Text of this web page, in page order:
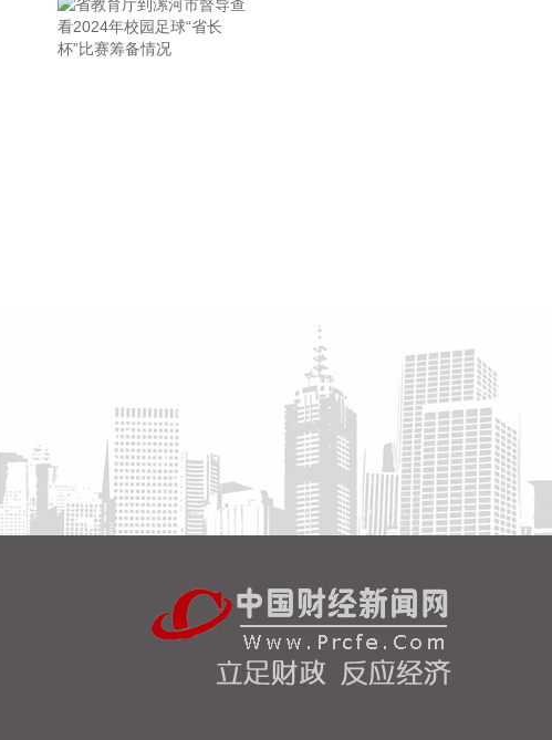
户、不落一人”，按时分段完成各类风险区域人员转
移；要强化应急准备，做到力量下沉、保障下倾，前
依顿电子(603328)8月6日公告，拟向包括公司控股股
东九洲集团在内的不超过35名特定投资者，发行股票
募资不超过20亿元，用于高端印制电路板智能制造项
目及补充流动资金。其中，九洲集团拟以现金方式认
购此次发行股份金额不低于5亿元（含）且不高于10
亿元（含）。
2026-08-06 21:45:44
0.07%，道指涨0.19%，纳指跌0.34%。存储股多数
走低，闪迪跌超12%，西部数据跌超19%。